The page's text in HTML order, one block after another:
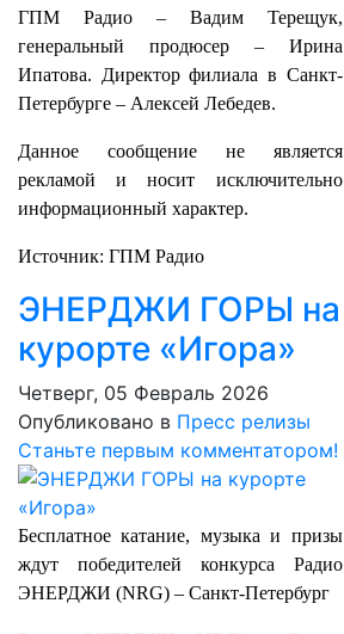
ГПМ Радио – Вадим Терещук,
генеральный продюсер – Ирина
Ипатова. Директор филиала в Санкт-
Петербурге – Алексей Лебедев.
Данное сообщение не является
рекламой и носит исключительно
информационный характер.
Источник: ГПМ Радио
ЭНЕРДЖИ ГОРЫ на
курорте «Игора»
Четверг, 05 Февраль 2026
Опубликовано в Пресс релизы
Станьте первым комментатором!
Бесплатное катание, музыка и призы
ждут победителей конкурса Радио
ЭНЕРДЖИ (NRG) – Санкт-Петербург